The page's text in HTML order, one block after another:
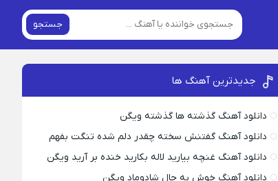
جستجو
جدیدترین آهنگ ها
دانلود آهنگ گذشته ها گذشته ویگن
دانلود آهنگ گفتنش سخته چقدر دلم شده تنگت بفهم
دانلود آهنگ غنچه بیارید لاله بکارید خنده بر آرید ویگن
دانلود آهنگ خوش به حال شادوماد ویگن